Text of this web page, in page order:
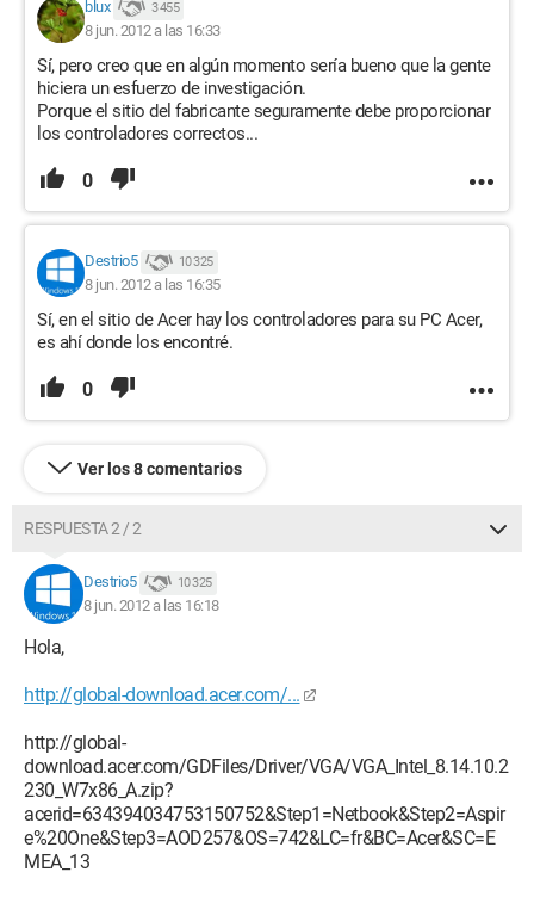
blux 3 455
8 jun. 2012 a las 16:33
Sí, pero creo que en algún momento sería bueno que la gente
hiciera un esfuerzo de investigación.
Porque el sitio del fabricante seguramente debe proporcionar
los controladores correctos...
0
Destrio5 10 325
8 jun. 2012 a las 16:35
Sí, en el sitio de Acer hay los controladores para su PC Acer,
es ahí donde los encontré.
0
Ver los 8 comentarios
RESPUESTA 2 / 2
Destrio5 10 325
8 jun. 2012 a las 16:18
Hola,
http://global-download.acer.com/...
http://global-
download.acer.com/GDFiles/Driver/VGA/VGA_Intel_8.14.10.2
230_W7x86_A.zip?
acerid=634394034753150752&Step1=Netbook&Step2=Aspir
e%20One&Step3=AOD257&OS=742&LC=fr&BC=Acer&SC=E
MEA_13